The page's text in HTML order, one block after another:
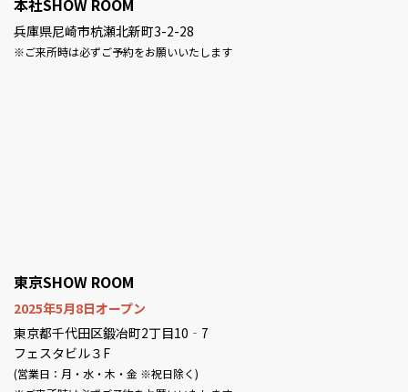
本社SHOW ROOM
兵庫県尼崎市杭瀬北新町3-2-28
※ご来所時は必ずご予約をお願いいたします
東京SHOW ROOM
2025年5月8日オープン
東京都千代田区鍛冶町2丁目10‐7
フェスタビル３F
(営業日：月・水・木・金 ※祝日除く)